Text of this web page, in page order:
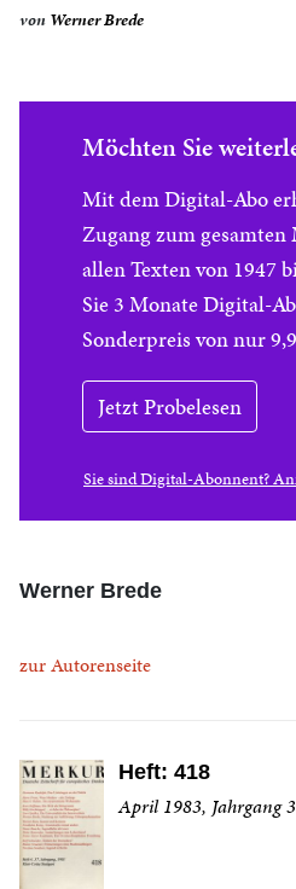
von Werner Brede
Möchten Sie
Mit dem Digital-Abo
Zugang zum
allen Texten von 1947
Sie 3 Monate Digital-
Sonderpreis von nur
Jetzt Probelesen
Sie sind Digital-Abonnent?
Werner Brede
zur Autorenseite
Heft: 418
April 1983, Jahrgang